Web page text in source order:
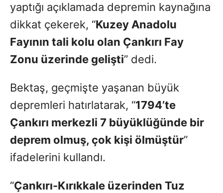
yaptığı açıklamada depremin kaynağına
dikkat çekerek, “Kuzey Anadolu
Fayının tali kolu olan Çankırı Fay
Zonu üzerinde gelişti” dedi.
Bektaş, geçmişte yaşanan büyük
depremleri hatırlatarak, “1794’te
Çankırı merkezli 7 büyüklüğünde bir
deprem olmuş, çok kişi ölmüştür”
ifadelerini kullandı.
“Çankırı-Kırıkkale üzerinden Tuz